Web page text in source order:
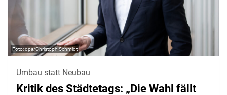
dpa/Christoph Schmidt
Umbau statt Neubau
Kritik des Städtetags: „Die Wahl fällt